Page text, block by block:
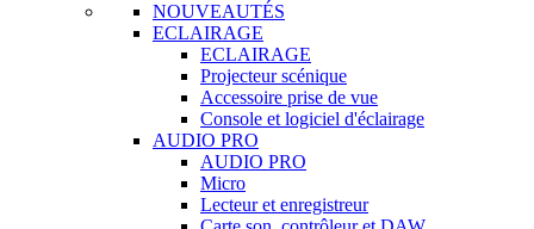
NOUVEAUTÉS
ECLAIRAGE
ECLAIRAGE
Projecteur scénique
Accessoire prise de vue
Console et logiciel d'éclairage
AUDIO PRO
AUDIO PRO
Micro
Lecteur et enregistreur